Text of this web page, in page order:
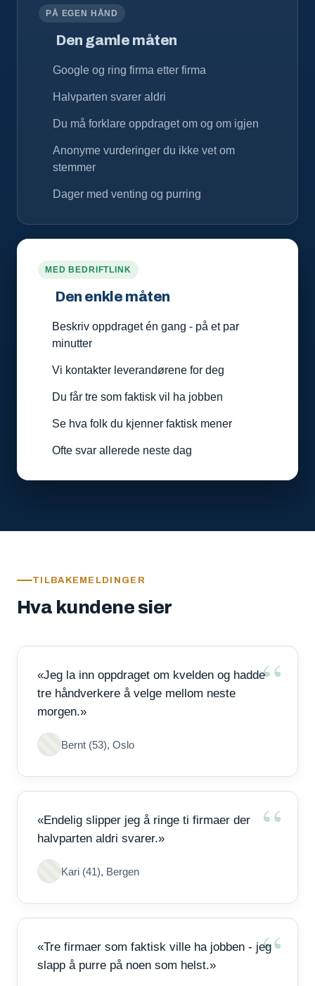
PÅ EGEN HÅND
Den gamle måten
Google og ring firma etter firma
Halvparten svarer aldri
Du må forklare oppdraget om og om igjen
Anonyme vurderinger du ikke vet om
stemmer
Dager med venting og purring
MED BEDRIFTLINK
Den enkle måten
Beskriv oppdraget én gang - på et par
minutter
Vi kontakter leverandørene for deg
Du får tre som faktisk vil ha jobben
Se hva folk du kjenner faktisk mener
Ofte svar allerede neste dag
TILBAKEMELDINGER
Hva kundene sier
«Jeg la inn oppdraget om kvelden og hadde
tre håndverkere å velge mellom neste
morgen.»
Bernt (53), Oslo
«Endelig slipper jeg å ringe ti firmaer der
halvparten aldri svarer.»
Kari (41), Bergen
«Tre firmaer som faktisk ville ha jobben - jeg
slapp å purre på noen som helst.»